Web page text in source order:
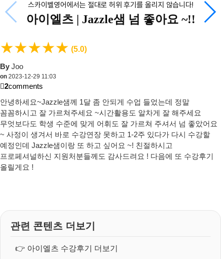
스카이벨영어에서는 절대로 허위 후기를 올리지 않습니다!
아이엘츠 | Jazzle샘 넘 좋아요 ~!!
★★★★★ (5.0)
By Joo
on 2023-12-29 11:03
2comments
안녕하세요~Jazzle샘께 1달 좀 안되게 수업 들었는데 정말
꼼꼼하시고 잘 가르쳐주세요 ~시간활용도 알차게 잘 해주세요
무엇보다도 학생 수준에 맞게 어휘도 잘 가르쳐 주셔서 넘 좋았어요
~ 사정이 생겨서 바로 수강연장 못하고 1-2주 있다가 다시 수강할
예정인데 Jazzle샘이랑 또 하고 싶어요 ~! 친절하시고
프로페셔널하신 지원처분들께도 감사드려요 ! 다음에 또 수강후기
올릴게요 !
관련 콘텐츠 더보기
👉 아이엘츠 수강후기 더보기